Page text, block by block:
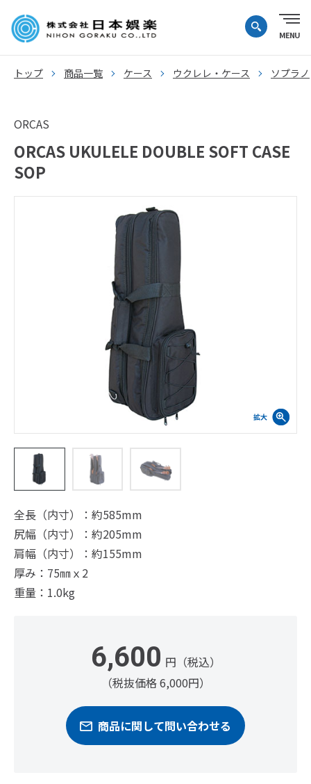
トップ 商品一覧 ケース ウクレレ・ケース ソプラノ
ORCAS
ORCAS UKULELE DOUBLE SOFT CASE
SOP
全長（内寸）：約585mm
尻幅（内寸）：約205mm
肩幅（内寸）：約155mm
厚み：75㎜ｘ2
重量：1.0kg
6,600 円（税込）
（税抜価格 6,000円）
商品に関して問い合わせる